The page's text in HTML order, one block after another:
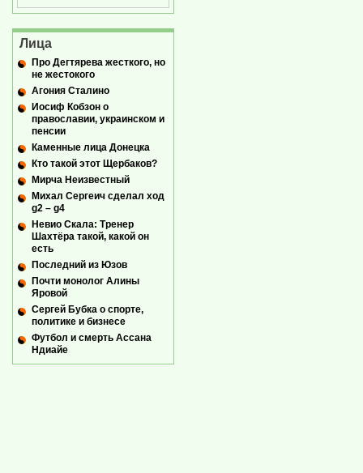
Лица
Про Дегтярева жесткого, но
не жестокого
Агония Сталино
Иосиф Кобзон о
православии, украинском и
пенсии
Каменные лица Донецка
Кто такой этот Щербаков?
Мирча Неизвестный
Михал Сергеич сделал ход
g2 – g4
Невио Скала: Тренер
Шахтёра такой, какой он
есть
Последний из Юзов
Почти монолог Алины
Яровой
Сергей Бубка о спорте,
политике и бизнесе
Футбол и смерть Ассана
Ндиайе